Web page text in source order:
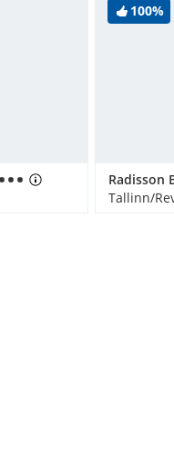
100%
Tallinn/